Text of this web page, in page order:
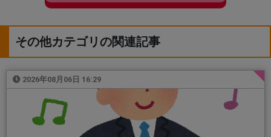
その他カテゴリの関連記事
2026年08月06日 16:29